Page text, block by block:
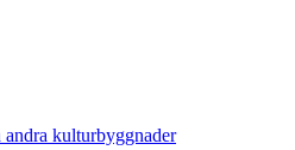
kulturbyggnader